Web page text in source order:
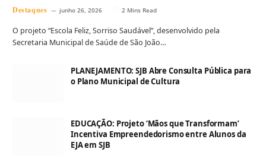
Destaques junho 26, 2026 2 Mins Read
O projeto “Escola Feliz, Sorriso Saudável”, desenvolvido pela
Secretaria Municipal de Saúde de São João…
PLANEJAMENTO: SJB Abre Consulta Pública para
o Plano Municipal de Cultura
EDUCAÇÃO: Projeto ‘Mãos que Transformam’
Incentiva Empreendedorismo entre Alunos da
EJA em SJB